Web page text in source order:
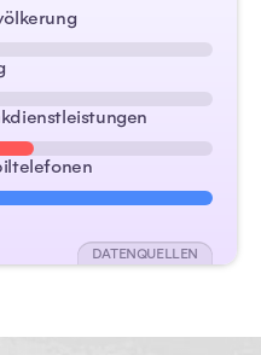
DATENQUELLEN